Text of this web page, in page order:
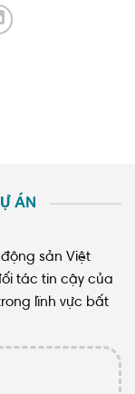
ÁN
sản Việt
tác tin cậy của
lĩnh vực bất